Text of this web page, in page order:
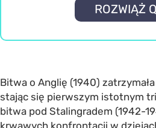
ROZWIĄŻ
Bitwa o Anglię (1940)
stając się pierwszym istotnym
bitwa pod Stalingradem (1942-
krwawych konfrontacji w